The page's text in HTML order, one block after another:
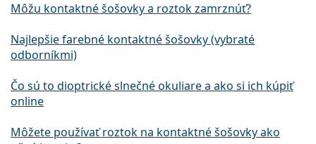
Môžu kontaktné šošovky a roztok zamrznúť?
Najlepšie farebné kontaktné šošovky (vybraté
odborníkmi)
Čo sú to dioptrické slnečné okuliare a ako si ich kúpiť
online
Môžete používať roztok na kontaktné šošovky ako